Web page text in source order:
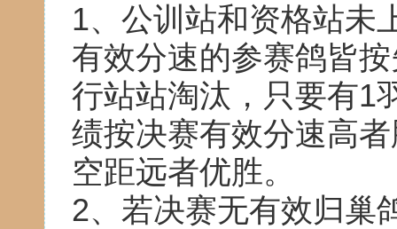
1、公训站和资格站未
有效分速的参赛鸽皆
行站站淘汰，只要有1
绩按决赛有效分速高
空距远者优胜。
2、若决赛无有效归巢